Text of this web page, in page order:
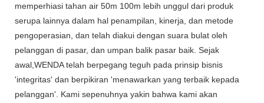
memperhiasi tahan air 50m 100m lebih unggul dari produk
serupa lainnya dalam hal penampilan, kinerja, dan metode
pengoperasian, dan telah diakui dengan suara bulat oleh
pelanggan di pasar, dan umpan balik pasar baik. Sejak
awal,WENDA telah berpegang teguh pada prinsip bisnis
'integritas' dan berpikiran 'menawarkan yang terbaik kepada
pelanggan'. Kami sepenuhnya yakin bahwa kami akan